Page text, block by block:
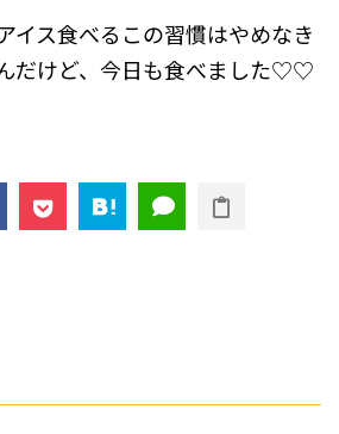
イス食べるこの習慣はやめなき
だけど、今日も食べました♡♡